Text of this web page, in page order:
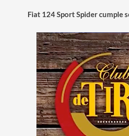
Fiat 124 Sport Spider cumple